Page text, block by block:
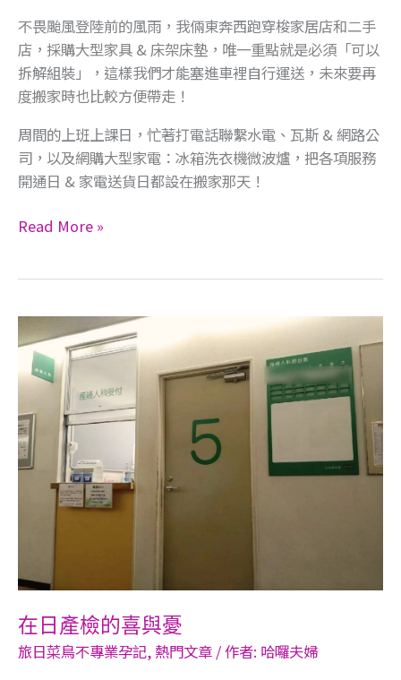
不畏颱風登陸前的風雨，我倆東奔西跑穿梭家居店和二手
店，採購大型家具 & 床架床墊，唯一重點就是必須「可以
拆解組裝」，這樣我們才能塞進車裡自行運送，未來要再
度搬家時也比較方便帶走！
​周間的上班上課日，忙著打電話聯繫水電、瓦斯 & 網路公
司，以及網購大型家電：冰箱洗衣機微波爐，把各項服務
開通日 & 家電送貨日都設在搬家那天！
Read More »
在日產檢的喜與憂
旅日菜鳥不專業孕記,熱門文章 / 作者: 哈囉夫婦
在
日
產
檢
的
喜
與